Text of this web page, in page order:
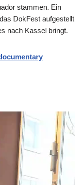
stammen. Ein
DokFest aufgestellt
nach Kassel bringt.